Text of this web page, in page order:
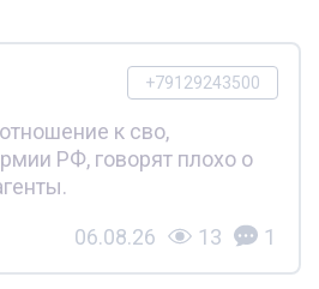
+79129243500
к сво,
РФ, говорят плохо о
06.08.26 13 1